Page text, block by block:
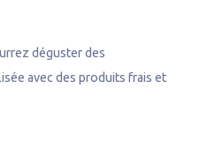
déguster des
avec des produits frais et